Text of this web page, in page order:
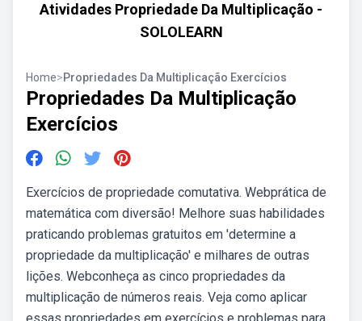
Atividades Propriedade Da Multiplicação -
SOLOLEARN
Home>Propriedades Da Multiplicação Exercícios
Propriedades Da Multiplicação
Exercícios
Exercícios de propriedade comutativa. Webprática de
matemática com diversão! Melhore suas habilidades
praticando problemas gratuitos em 'determine a
propriedade da multiplicação' e milhares de outras
lições. Webconheça as cinco propriedades da
multiplicação de números reais. Veja como aplicar